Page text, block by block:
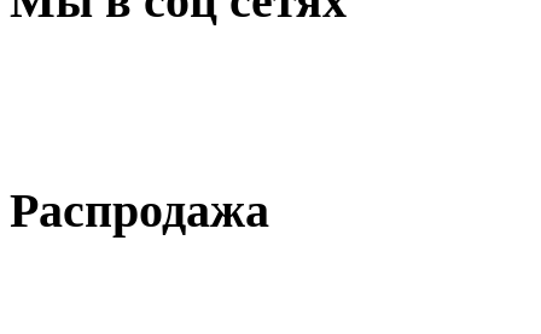
Распродажа